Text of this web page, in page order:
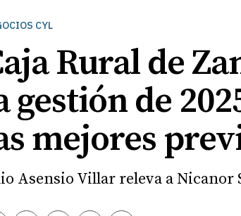
CYL
Rural de
gestión de
mejores
Asensio Villar releva a